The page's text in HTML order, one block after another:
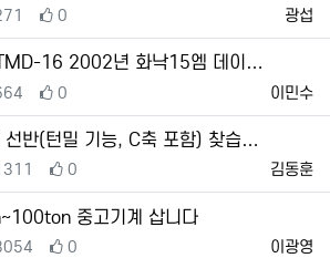
등록자
광섭
회 추천
0
16 2002년 화낙15엠 데이…
등록자
이민수
회 추천
0
선반(턴밀 기능, C축 포함) 찾습…
등록자
김동훈
회 추천
0
중고기계 삽니다
등록자
이광영
회 추천
0